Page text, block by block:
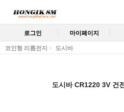
로그인 마이페이지
코인형 리튬전지 도시바
도시바 CR1220 3V 건